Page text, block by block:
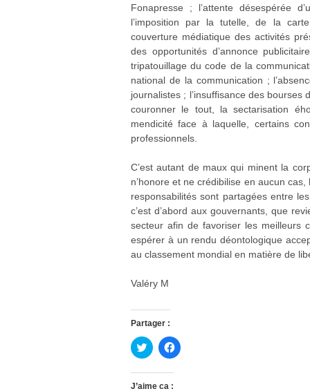
Fonapresse ; l’attente désespérée
l’imposition par la tutelle, de la
couverture médiatique des activités
des opportunités d’annonce
tripatouillage du code de la
national de la communication ;
journalistes ; l’insuffisance des
couronner le tout, la sectarisation
mendicité face à laquelle, certains
professionnels.
C’est autant de maux qui minent la
n’honore et ne crédibilise en aucun
responsabilités sont partagées entre
c’est d’abord aux gouvernants, que
secteur afin de favoriser les meilleurs
espérer à un rendu déontologique
au classement mondial en matière de
Valéry M
Partager :
C
l
q
u
C
l
J’aime ça :